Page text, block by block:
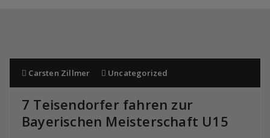
Carsten Zillmer Uncategorized
7 Teisendorfer fahren zur
Bayerischen Meisterschaft U15